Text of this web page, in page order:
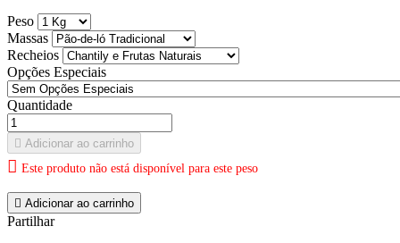
Peso
Massas
Recheios
Opções Especiais
Quantidade
 Adicionar ao carrinho
 Este produto não está disponível para este peso
 Adicionar ao carrinho
Partilhar